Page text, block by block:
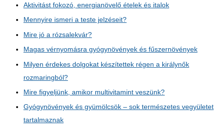
Aktivitást fokozó, energianövelő ételek és italok
Mennyire ismeri a teste jelzéseit?
Mire jó a rózsalekvár?
Magas vérnyomásra gyógynövények és fűszernövények
Milyen érdekes dolgokat készítettek régen a királynők
rozmaringból?
Mire figyeljünk, amikor multivitamint veszünk?
Gyógynövények és gyümölcsök – sok természetes vegyületet
tartalmaznak